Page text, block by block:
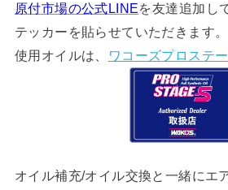
原付市場の公式LINEを友達追加し
テッカーを貼らせていただきます。
使用オイルは、
ワコーズプロステ
オイル補充/オイル交換と一緒にエ